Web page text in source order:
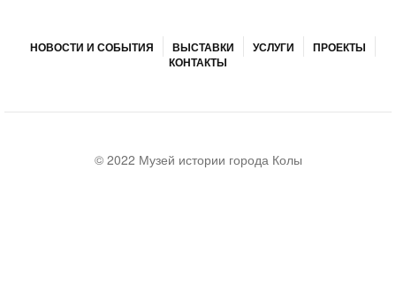
НОВОСТИ И СОБЫТИЯ ВЫСТАВКИ УСЛУГИ
ПРОЕКТЫ
КОНТАКТЫ
© 2022 Музей истории города Колы